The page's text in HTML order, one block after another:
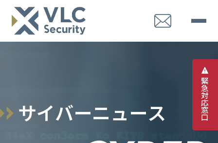
緊
急
対
応
窓
口
サイバーニュース